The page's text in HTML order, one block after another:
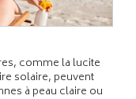
comme la lucite
solaire, peuvent
à peau claire ou